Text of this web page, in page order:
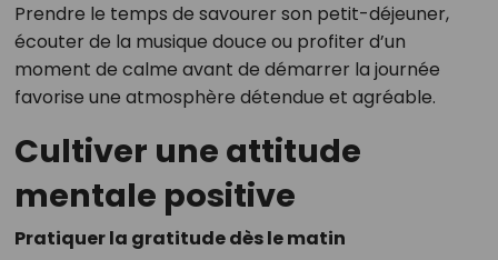
Prendre le temps de savourer son petit-déjeuner,
écouter de la musique douce ou profiter d’un
moment de calme avant de démarrer la journée
favorise une atmosphère détendue et agréable.
Cultiver une attitude
mentale positive
Pratiquer la gratitude dès le matin